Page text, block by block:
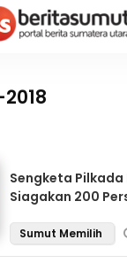
2018
Sengketa Pilkada
Siagakan 200
Sumut Memilih